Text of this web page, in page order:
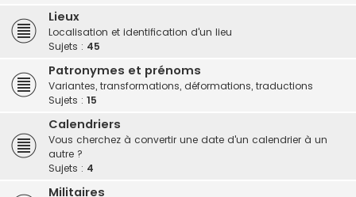
Lieux
Localisation et identification d'un lieu
Sujets : 45
Patronymes et prénoms
Variantes, transformations, déformations, traductions
Sujets : 15
Calendriers
Vous cherchez à convertir une date d'un calendrier à un
autre ?
Sujets : 4
Militaires